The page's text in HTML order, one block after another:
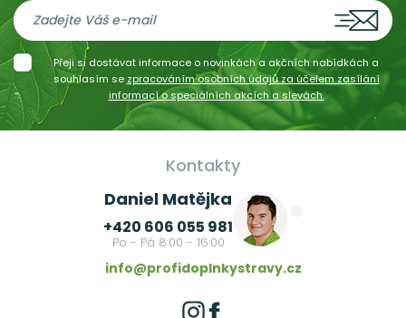
Přeji si dostávat informace o novinkách a akčních nabídkách a
souhlasím se zpracováním osobních údajů za účelem zasílání
informací o speciálních akcích a slevách.
Kontakty
Daniel Matějka
+420 606 055 981
Po - Pá 8:00 - 16:00
info@profidoplnkystravy.cz